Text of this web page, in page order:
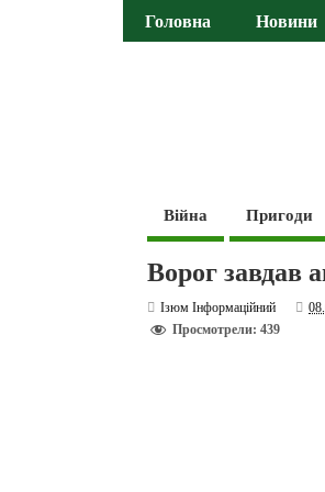
Головна Новини
Війна Пригоди
Ворог завдав
Ізюм Інформаційний
Просмотрели: 439